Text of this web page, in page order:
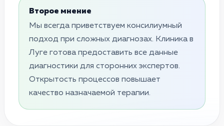
Второе мнение
Мы всегда приветствуем консилиумный
подход при сложных диагнозах. Клиника в
Луге готова предоставить все данные
диагностики для сторонних экспертов.
Открытость процессов повышает
качество назначаемой терапии.